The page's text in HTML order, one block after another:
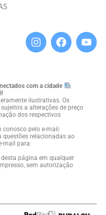
com a cidade
ilustrativas. Os
a alterações de preço
dos respectivos
conosco pelo e-mail:
questões relacionadas ao
mail para:
página em qualquer
sem autorização